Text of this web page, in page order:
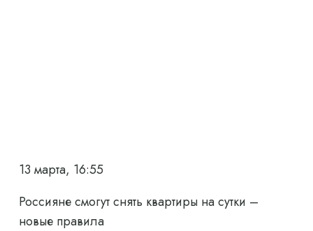
13 марта, 16:55
Россияне смогут снять квартиры на сутки –
новые правила